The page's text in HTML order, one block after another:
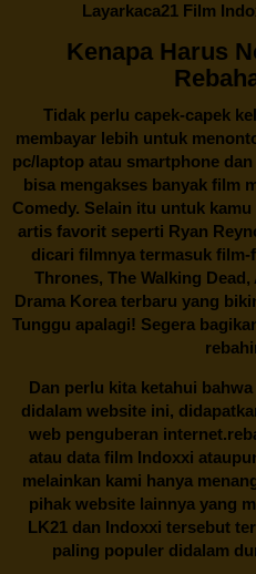
Layarkaca21 Film
Kenapa Harus
Tidak perlu capek-capek
membayar lebih untuk
pc/laptop atau smartphone
bisa mengakses banyak film
Comedy. Selain itu untuk
artis favorit seperti Ryan
dicari filmnya termasuk
Thrones, The Walking
Drama Korea terbaru yang
Tunggu apalagi! Segera
Dan perlu kita ketahui
didalam website ini,
web penguberan internet.
atau data film Indoxxi
melainkan kami hanya
pihak website lainnya yang
LK21 dan Indoxxi tersebut
paling populer didalam